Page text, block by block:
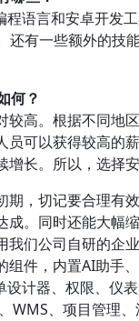
程语言和安卓开发
还有一些额外的技
何？
较高。根据不同地
可以获得较高的
长。所以，选择
期，切记要合理有
成。同时还能大幅
我们公司自研的企
件，内置AI助手
计器、权限、仪
WMS、项目管理